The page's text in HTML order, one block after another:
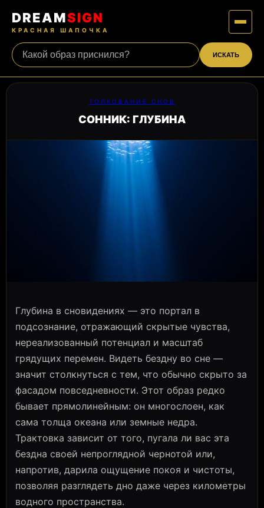
DREAMSIGN
КРАСНАЯ ШАПОЧКА
ИСКАТЬ
ТОЛКОВАНИЕ СНОВ
СОННИК: ГЛУБИНА
Глубина в сновидениях — это портал в
подсознание, отражающий скрытые чувства,
нереализованный потенциал и масштаб
грядущих перемен. Видеть бездну во сне —
значит столкнуться с тем, что обычно скрыто за
фасадом повседневности. Этот образ редко
бывает прямолинейным: он многослоен, как
сама толща океана или земные недра.
Трактовка зависит от того, пугала ли вас эта
бездна своей непроглядной чернотой или,
напротив, дарила ощущение покоя и чистоты,
позволяя разглядеть дно даже через километры
водного пространства.